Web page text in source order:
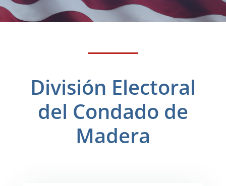
División Electoral
del Condado de
Madera